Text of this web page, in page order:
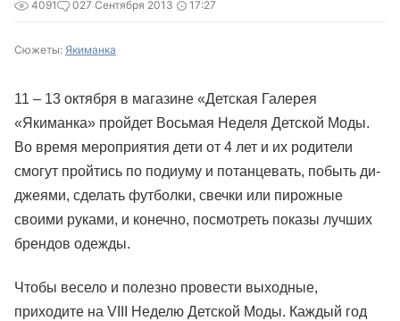
4091 027 Сентября 2013 17:27
Сюжеты: Якиманка
11 – 13 октября в магазине «Детская Галерея
«Якиманка» пройдет Восьмая Неделя Детской Моды.
Во время мероприятия дети от 4 лет и их родители
смогут пройтись по подиуму и потанцевать, побыть ди-
джеями, сделать футболки, свечки или пирожные
своими руками, и конечно, посмотреть показы лучших
брендов одежды.
Чтобы весело и полезно провести выходные,
приходите на VIII Неделю Детской Моды. Каждый год